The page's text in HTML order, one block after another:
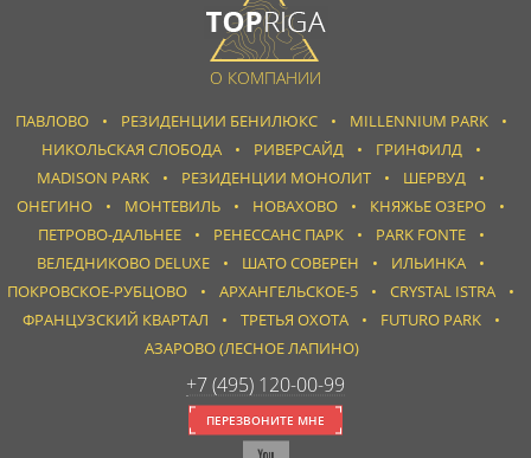
О КОМПАНИИ
ПАВЛОВО РЕЗИДЕНЦИИ БЕНИЛЮКС
MILLENNIUM PARK
НИКОЛЬСКАЯ СЛОБОДА
РИВЕРСАЙД
ГРИНФИЛД
MADISON PARK
РЕЗИДЕНЦИИ МОНОЛИТ
ШЕРВУД
ОНЕГИНО
МОНТЕВИЛЬ НОВАХОВО
КНЯЖЬЕ ОЗЕРО
ПЕТРОВО-ДАЛЬНЕЕ
РЕНЕССАНС ПАРК
PARK FONTE
ВЕЛЕДНИКОВО DELUXE
ШАТО СОВЕРЕН
ИЛЬИНКА
ПОКРОВСКОЕ-РУБЦОВО
АРХАНГЕЛЬСКОЕ-5
CRYSTAL ISTRA
ФРАНЦУЗСКИЙ КВАРТАЛ
ТРЕТЬЯ ОХОТА
FUTURO PARK
АЗАРОВО (ЛЕСНОЕ ЛАПИНО)
+7 (495) 120-00-99
ПЕРЕЗВОНИТЕ МНЕ